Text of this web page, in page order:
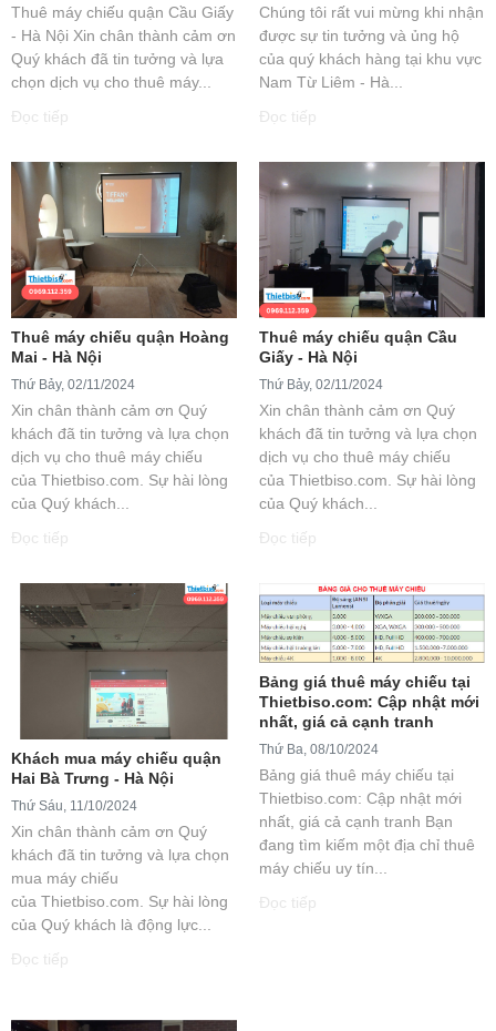
Thuê máy chiếu quận Cầu Giấy
- Hà Nội Xin chân thành cảm ơn
Quý khách đã tin tưởng và lựa
chọn dịch vụ cho thuê máy...
Đọc tiếp
Chúng tôi rất vui mừng khi nhận
được sự tin tưởng và ủng hộ
của quý khách hàng tại khu vực
Nam Từ Liêm - Hà...
Đọc tiếp
Thuê máy chiếu quận Hoàng
Mai - Hà Nội
Thứ Bảy, 02/11/2024
Xin chân thành cảm ơn Quý
khách đã tin tưởng và lựa chọn
dịch vụ cho thuê máy chiếu
của Thietbiso.com. Sự hài lòng
của Quý khách...
Đọc tiếp
Thuê máy chiếu quận Cầu
Giấy - Hà Nội
Thứ Bảy, 02/11/2024
Xin chân thành cảm ơn Quý
khách đã tin tưởng và lựa chọn
dịch vụ cho thuê máy chiếu
của Thietbiso.com. Sự hài lòng
của Quý khách...
Đọc tiếp
Khách mua máy chiếu quận
Hai Bà Trưng - Hà Nội
Thứ Sáu, 11/10/2024
Xin chân thành cảm ơn Quý
khách đã tin tưởng và lựa chọn
mua máy chiếu
của Thietbiso.com. Sự hài lòng
của Quý khách là động lực...
Đọc tiếp
Bảng giá thuê máy chiếu tại
Thietbiso.com: Cập nhật mới
nhất, giá cả cạnh tranh
Thứ Ba, 08/10/2024
Bảng giá thuê máy chiếu tại
Thietbiso.com: Cập nhật mới
nhất, giá cả cạnh tranh Bạn
đang tìm kiếm một địa chỉ thuê
máy chiếu uy tín...
Đọc tiếp